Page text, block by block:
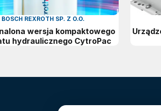
BOSCH REXROTH SP. Z O.O.
wersja kompaktowego
hydraulicznego CytroPac